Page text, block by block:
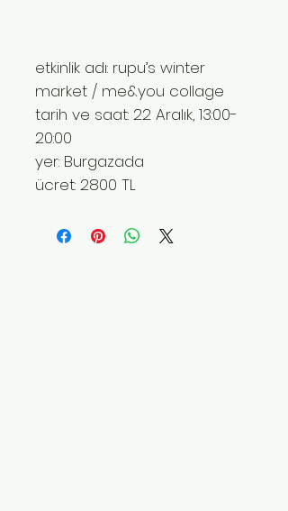
etkinlik adı: rupu’s winter
market / me&you collage
tarih ve saat: 22 Aralık, 13:00-
20:00
yer: Burgazada
ücret: 2800 TL